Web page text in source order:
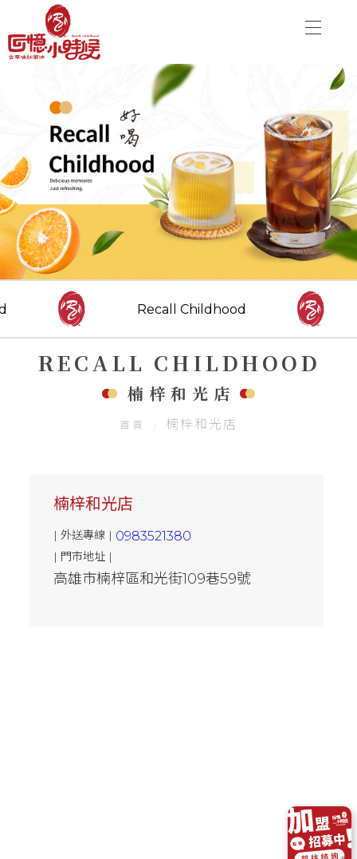
加盟優勢
飲品介紹
分店資訊
最新消息
聯絡我們
關於品牌
加盟優勢
分店資訊
最新消息
聯絡我們
CONTACT US
Danny00203@yahoo.com.tw
FOLLOW US
Recall Childhood
RECALL CHILDHOOD
楠梓和光店
首頁 楠梓和光店
楠梓和光店
| 外送專線 | 0983521380
| 門市地址 |
高雄市楠梓區和光街109巷59號